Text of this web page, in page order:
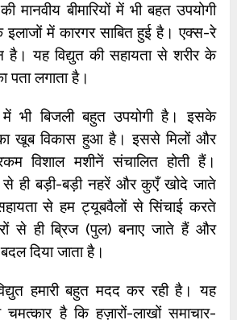
मानवीय बीमारियों में भी बहत उपयोगी
में कारगर साबित हुई है। एक्स-रे
है। यह विद्युत की सहायता से शरीर के
पता लगाता है।
में भी बिजली बहुत उपयोगी है। इसके
का खूब विकास हुआ है। इससे मिलों और
विशाल मशीनें संचालित होती हैं।
से ही बड़ी-बड़ी नहरें और कुएँ खोदे जाते
से हम ट्यूबवैलों से सिंचाई करते
से ही ब्रिज (पुल) बनाए जाते हैं और
दिया जाता है।
हमारी बहुत मदद कर रही है। यह
चमत्कार है कि हज़ारों-लाखों समाचार-